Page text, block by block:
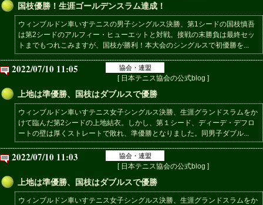
国枝優勝！生涯ゴールデンスラム達成！
ウィンブルドン車いすテニスの男子シングルス決勝、第1シードの国枝慎吾
は第2シードのアルフィー・ヒューエットと対戦。接戦の末勝負は最終セッ
トまでもつれこみますが、国枝が勝利！本大会のシングルスで初優勝を...
2022/07/10 11:05 協会・連盟
[ 日本テニス協会の公式blog ]
上地は準優勝、国枝はダブルスで優勝
ウィンブルドン車いすテニス女子シングルス決勝、生涯グランドスラムをか
けて臨んだ第2シードの上地結衣。しかし、第１シード、ディーデ・デフロ
ートの壁は厚くストレートで敗れ、準優勝となりました。同男子ダブル...
2022/07/10 11:03 協会・連盟
[ 日本テニス協会の公式blog ]
上地は準優勝、国枝はダブルスで優勝
ウィンブルドン車いすテニス女子シングルス決勝、生涯グランドスラムをか